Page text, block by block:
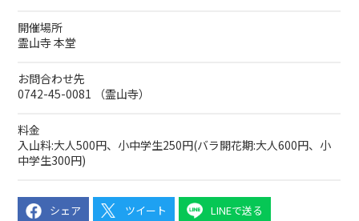
開催場所
霊山寺 本堂
お問合わせ先
0742-45-0081 （霊山寺）
料金
入山料:大人500円、小中学生250円(バラ開花期:大人600円、小
中学生300円)
シェア ツイート LINEで送る